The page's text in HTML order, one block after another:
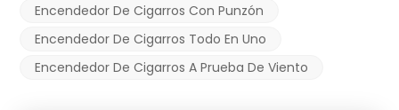
Encendedor De Cigarros Con Punzón
Encendedor De Cigarros Todo En Uno
Encendedor De Cigarros A Prueba De Viento